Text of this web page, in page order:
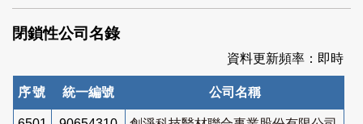
索
閉鎖性公司名錄
資料更新頻率：即時
序號 統一編號 公司名稱